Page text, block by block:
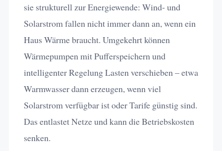
sie strukturell zur Energiewende: Wind- und
Solarstrom fallen nicht immer dann an, wenn ein
Haus Wärme braucht. Umgekehrt können
Wärmepumpen mit Pufferspeichern und
intelligenter Regelung Lasten verschieben – etwa
Warmwasser dann erzeugen, wenn viel
Solarstrom verfügbar ist oder Tarife günstig sind.
Das entlastet Netze und kann die Betriebskosten
senken.